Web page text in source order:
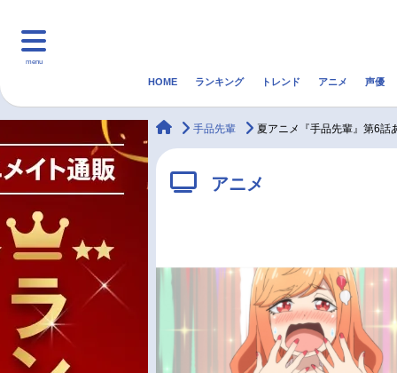
menu
マンガ・ラノベ ゲーム・アプリ
声優記事一覧
HOME ランキング トレンド アニメ 声優
animateTimes
手品先輩 夏アニメ『手品先輩』第6話
アニメ